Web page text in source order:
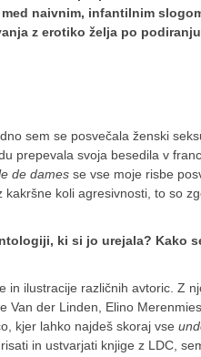
naivnim, infantilnim
z erotiko želja po
sem se posvečala ženski
prepevala svoja besedila v
de damesse vse moje risbe
koli agresivnosti, to so
ki si jo urejala? Kako
in ilustracije različnih avtoric. Z
der Linden, Elino
kjer lahko najdeš skoraj vse
in ustvarjati knjige z LDC,